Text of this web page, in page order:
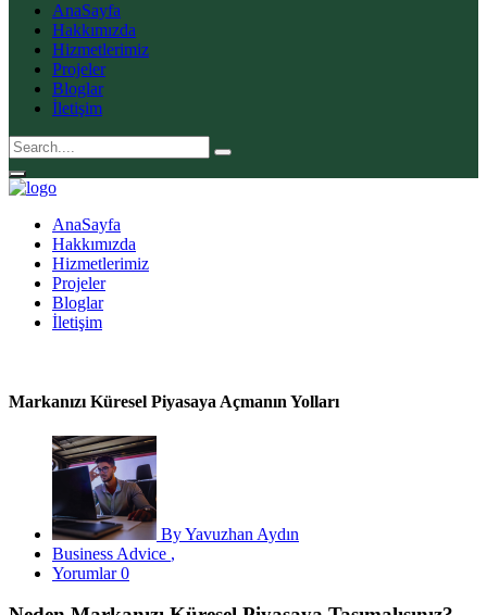
AnaSayfa
Hakkımızda
Hizmetlerimiz
Projeler
Bloglar
İletişim
AnaSayfa
Hakkımızda
Hizmetlerimiz
Projeler
Bloglar
İletişim
Markanızı Küresel Piyasaya Açmanın Yolları
By Yavuzhan Aydın
Business Advice ,
Yorumlar 0